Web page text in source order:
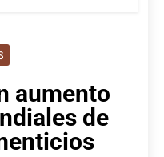
aumento
de